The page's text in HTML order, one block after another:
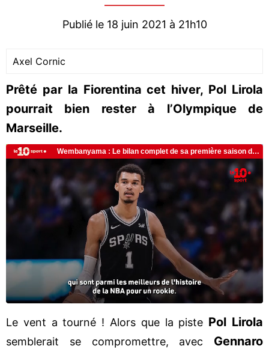
Publié le 18 juin 2021 à 21h10
Axel Cornic
Prêté par la Fiorentina cet hiver, Pol Lirola
pourrait bien rester à l’Olympique de
Marseille.
Le vent a tourné ! Alors que la piste Pol Lirola
semblerait se compromettre, avec Gennaro